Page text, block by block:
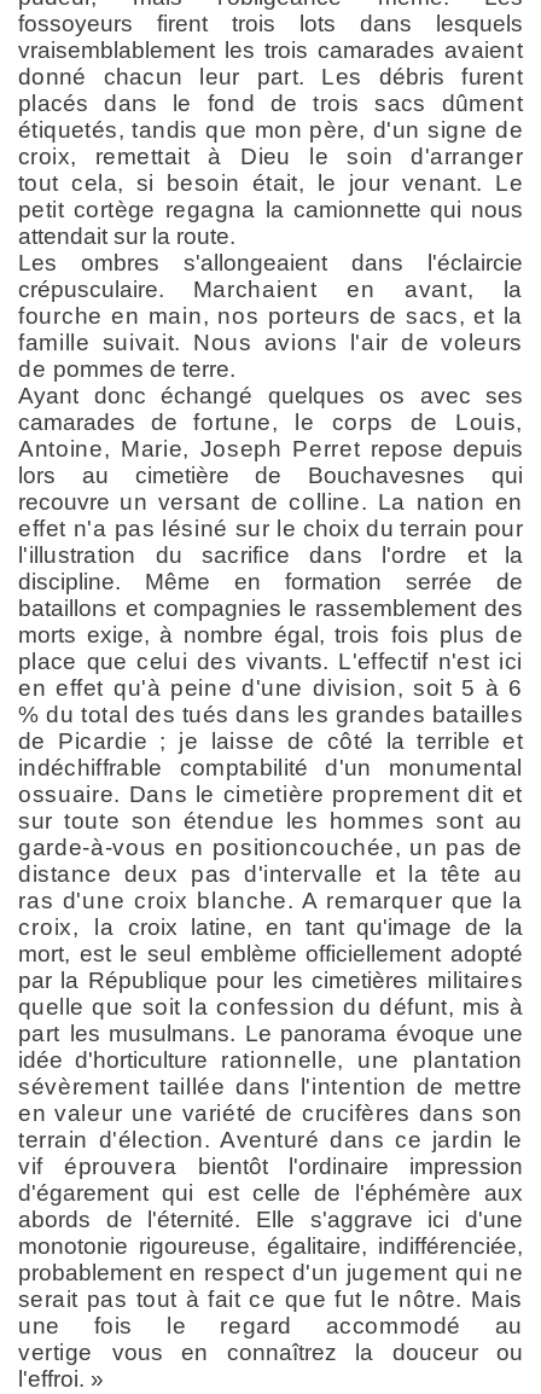
fossoyeurs firent trois lots dans lesquels
vraisemblablement les trois camaradesavaient
donné chacun leur part. Les débris furent
placés dans
le fond de trois sacs dûment
étiquetés, tandis que mon père, d'un signe de
croix, remettait à Dieu le soin d'arranger
toutcela, si besoin était, le jour venant. Le
petit cortège regagna
la camionnette qui nous
attendait sur la route.
Les ombres s'allongeaient dans l'éclaircie
crépusculaire. Marchaient en avant, la
fourche en main, nos porteurs desacs, et la
famille suivait. Nous avions l'air de voleurs
de pommes de terre.
Ayant donc échangé quelques os avec ses
camarades defortune, le corps de Louis,
Antoine, Marie, Joseph Perret repose depuis
lors au cimetière de Bouchavesnes qui
recouvre un versant de colline. La nation en
effet n'a pas lésiné sur le choix du terrain pour
l'illustration du sacrifice dans l'ordre et la
discipline. Même en formation serrée de
bataillons et compagnies le rassemblement des
morts exige, à nombre égal,trois fois plus de
place que celui des vivants. L'effectif n'est ici
en effet qu'à peine d'une division, soit 5 à 6
% du total des tués dans les grandes batailles
de Picardie ; je laisse de côté la terrible et
indéchiffrable comptabilité d'un monumental
ossuaire. Dans le cimetière proprement dit et
sur toute son étendue les hommes sont au
garde-à-vous en positioncouchée, un pas de
distance deux pas d'intervalle et la têteau
ras d'une croix blanche. A remarquer que la
croix, lacroix latine, en tant qu'image de la
mort, est le seul emblème officiellement adopté
par la République pour les cimetières militaires
quelle que soit la confession du défunt, mis à
part
les musulmans. Le panorama évoque une
idée d'horticulture rationnelle, une plantation
sévèrement taillée dans l'intention de mettre
en valeur une variété de crucifères dans son
terrain d'élection. Aventuré dans ce jardin le
vif éprouvera
bientôt l'ordinaire impression
d'égarement qui est celle de l'éphémère aux
abords de l'éternité. Elle s'aggrave ici d'une
monotonie rigoureuse, égalitaire, indifférenciée,
probablement en respect d'un jugement qui ne
serait pas tout à fait ce quefut le nôtre. Mais
une fois le regard accommodé au
vertige vous en connaîtrez la douceur ou
l'effroi. »